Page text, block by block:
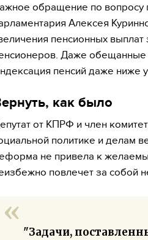
обращение по вопросу
Алексея
пенсионных
Даже обещанные
пенсий даже ниже
как было
от КПРФ и член
политике и делам
не привела к
повлечет за собой
"Задачи,